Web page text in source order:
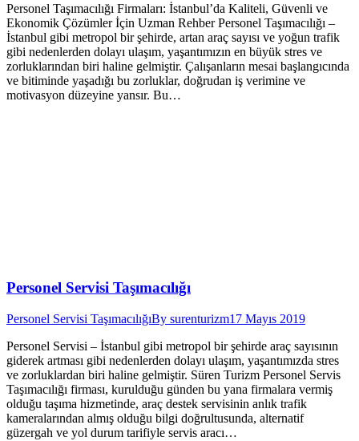
Personel Taşımacılığı Firmaları: İstanbul’da Kaliteli, Güvenli ve
Ekonomik Çözümler İçin Uzman Rehber Personel Taşımacılığı –
İstanbul gibi metropol bir şehirde, artan araç sayısı ve yoğun trafik
gibi nedenlerden dolayı ulaşım, yaşantımızın en büyük stres ve
zorluklarından biri haline gelmiştir. Çalışanların mesai başlangıcında
ve bitiminde yaşadığı bu zorluklar, doğrudan iş verimine ve
motivasyon düzeyine yansır. Bu…
Personel Servisi Taşımacılığı
Personel Servisi TaşımacılığıBy surenturizm17 Mayıs 2019
Personel Servisi – İstanbul gibi metropol bir şehirde araç sayısının
giderek artması gibi nedenlerden dolayı ulaşım, yaşantımızda stres
ve zorluklardan biri haline gelmiştir. Süren Turizm Personel Servis
Taşımacılığı firması, kurulduğu günden bu yana firmalara vermiş
olduğu taşıma hizmetinde, araç destek servisinin anlık trafik
kameralarından almış olduğu bilgi doğrultusunda, alternatif
güzergah ve yol durum tarifiyle servis aracı…